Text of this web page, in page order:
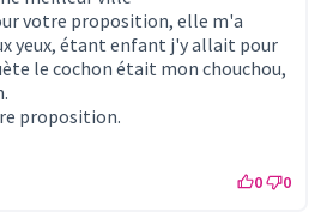
votre proposition, elle m'a
yeux, étant enfant j'y allait pour
le cochon était mon chouchou,
proposition.
0 0